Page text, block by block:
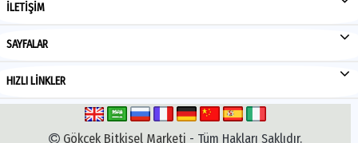
İLETİŞİM
SAYFALAR
HIZLI LİNKLER
Gökçek Bitkisel Marketi - Tüm Hakları Saklıdır.